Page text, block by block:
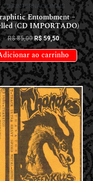
CDS INTERNACIONAIS
Entombment –
(CD IMPORTADO)
R$85,00 R$59,50
ao carrinho